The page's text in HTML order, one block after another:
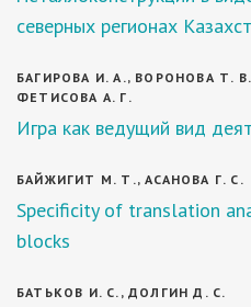
северных регионах
БАГИРОВА И. А., ВОРОНОВА Т.
ФЕТИСОВА А. Г.
Игра как ведущий вид
БАЙЖИГИТ М. Т., АСАНОВА Г. С.
Specificity of translation
blocks
БАТЬКОВ И. С., ДОЛГИН Д. С.